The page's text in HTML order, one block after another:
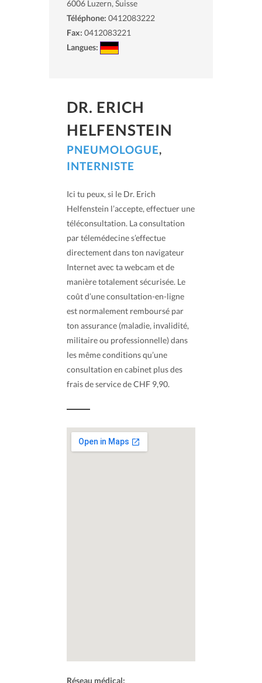
6006 Luzern, Suisse
Téléphone: 0412083222
Fax: 0412083221
Langues:
DR. ERICH
HELFENSTEIN
PNEUMOLOGUE,
INTERNISTE
Ici tu peux, si le Dr. Erich
Helfenstein l’accepte, effectuer une
téléconsultation. La consultation
par télemédecine s’effectue
directement dans ton navigateur
Internet avec ta webcam et de
manière totalement sécurisée. Le
coût d’une consultation-en-ligne
est normalement remboursé par
ton assurance (maladie, invalidité,
militaire ou professionnelle) dans
les même conditions qu’une
consultation en cabinet plus des
frais de service de CHF 9,90.
Réseau médical: